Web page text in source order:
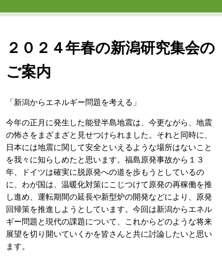
２０２４年春の新潟研究集会の
ご案内
「新潟からエネルギー問題を考える」
今年の正月に発生した能登半島地震は、今更ながら、地震
の怖さをまざまざと見せつけられました。それと同時に、
日本には地震に関して安全といえるような場所はないこと
を我々に知らしめたと思います。福島原発事故から１３
年、ドイツは確実に脱原発への道を歩もうとしているの
に、わが国は、温暖化対策にこじつけて原発の再稼働を推
し進め、運転期間の延長や新型炉の開発などにより、原発
回帰策を推進しようとしています。今回は新潟からエネル
ギー問題と現代の課題について、これからどのような将来
展望を切り開いていくかを皆さんと共に討論したいと思い
ます。